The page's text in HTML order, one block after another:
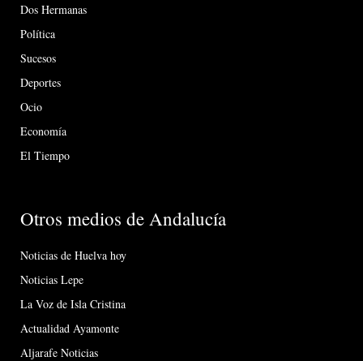
Dos Hermanas
Política
Sucesos
Deportes
Ocio
Economía
El Tiempo
Otros medios de Andalucía
Noticias de Huelva hoy
Noticias Lepe
La Voz de Isla Cristina
Actualidad Ayamonte
Aljarafe Noticias